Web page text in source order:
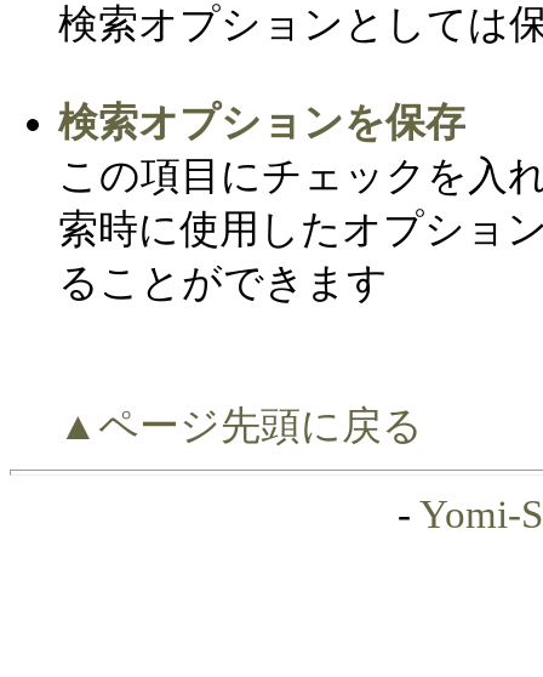
検索オプションとしては
検索オプションを保存
この項目にチェックを入
索時に使用したオプショ
ることができます
▲ページ先頭に戻る
- Yomi-